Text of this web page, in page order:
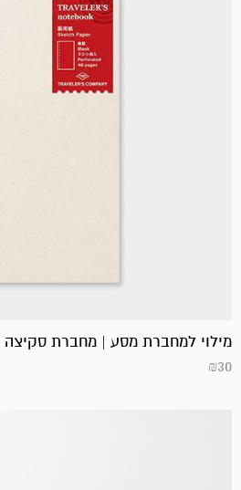
מילוי למחברת מסע | מחברת סקיצה
₪30